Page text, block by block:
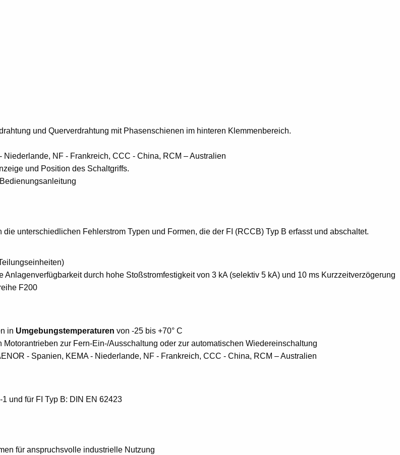
und Querverdrahtung mit Phasenschienen im hinteren Klemmenbereich.
NF - Frankreich, CCC - China, RCM – Australien
und Position des Schaltgriffs.
unterschiedlichen Fehlerstrom Typen und Formen, die der FI (RCCB) Typ B erfasst und abschaltet.
durch hohe Stoßstromfestigkeit von 3 kA (selektiv 5 kA) und 10 ms Kurzzeitverzögerung
F200
in Umgebungstemperaturen von -25 bis +70° C
zur Fern-Ein-/Ausschaltung oder zur automatischen Wiedereinschaltung
- Spanien, KEMA - Niederlande, NF - Frankreich, CCC - China, RCM – Australien
und für FI Typ B: DIN EN 62423
für anspruchsvolle industrielle Nutzung